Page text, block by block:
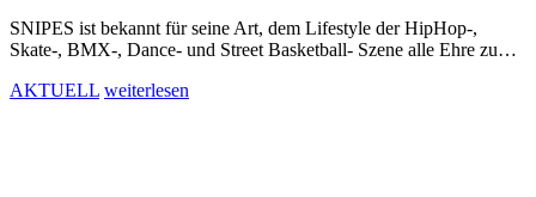
SNIPES ist bekannt für seine Art, dem Lifestyle der HipHop-,
Skate-, BMX-, Dance- und Street Basketball- Szene alle Ehre zu…
AKTUELL weiterlesen